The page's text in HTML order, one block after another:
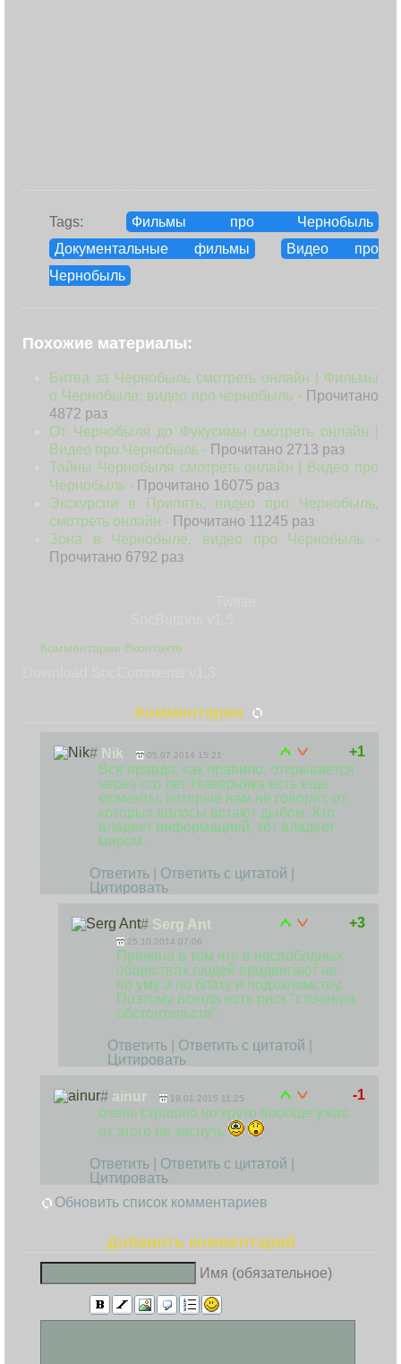
Tags:
Фильмы про Чернобыль
Документальные фильмы
Видео про
Чернобыль
Похожие материалы:
Битва за Чернобыль смотреть онлайн | Фильмы
о Чернобыле, видео про чернобыль - Прочитано
4872 раз
От Чернобыля до Фукусимы смотреть онлайн |
Видео про Чернобыль - Прочитано 2713 раз
Тайны Чернобыля смотреть онлайн | Видео про
Чернобыль - Прочитано 16075 раз
Экскурсии в Припять, видео про Чернобыль,
смотреть онлайн - Прочитано 11245 раз
Зона в Чернобыле, видео про Чернобыль -
Прочитано 6792 раз
Комментарии Вконтакте
Комментарии
+1
# Nik 05.07.2014 15:21
Вся правда, как правило, открывается
через сто лет. Наверняка есть еще
моменты, которые нам не говорят, от
которых волосы встают дыбом. Кто
владеет информацией, тот владеет
миром.
Ответить Ответить с цитатой
Цитировать
+3
# Serg Ant
25.10.2014 07:06
Причина в том что в несвободных
обществах людей продвигают не
по уму а по блату и подхалимству.
Поэтому всегда есть риск "стечения
обстоятельств".
Ответить Ответить с цитатой
Цитировать
-1
# ainur 19.01.2015 11:25
очень страшно но круто вообще ужас
от этого не заснуть
Ответить Ответить с цитатой
Цитировать
Обновить список комментариев
Добавить комментарий
Имя (обязательное)